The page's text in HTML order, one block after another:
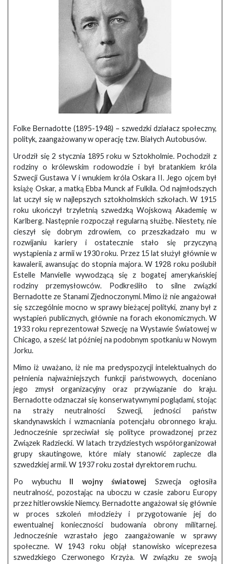
Folke Bernadotte (1895-1948) – szwedzki działacz społeczny,
polityk, zaangażowany w operację tzw. Białych Autobusów.
Urodził się 2 stycznia 1895 roku w Sztokholmie. Pochodził z
rodziny o królewskim rodowodzie i był bratankiem króla
Szwecji Gustawa V i wnukiem króla Oskara II. Jego ojcem był
książę Oskar, a matką Ebba Munck af Fulkila. Od najmłodszych
lat uczył się w najlepszych sztokholmskich szkołach. W 1915
roku ukończył trzyletnią szwedzką Wojskową Akademię w
Karlberg. Następnie rozpoczął regularną służbę. Niestety, nie
cieszył się dobrym zdrowiem, co przeszkadzało mu w
rozwijaniu kariery i ostatecznie stało się przyczyną
wystąpienia z armii w 1930 roku. Przez 15 lat służył głównie w
kawalerii, awansując do stopnia majora. W 1928 roku poślubił
Estelle Manvielle wywodzącą się z bogatej amerykańskiej
rodziny przemysłowców. Podkreśliło to silne związki
Bernadotte ze Stanami Zjednoczonymi. Mimo iż nie angażował
się szczególnie mocno w sprawy bieżącej polityki, znany był z
wystąpień publicznych, głównie na forach ekonomicznych. W
1933 roku reprezentował Szwecję na Wystawie Światowej w
Chicago, a sześć lat później na podobnym spotkaniu w Nowym
Jorku.
Mimo iż uważano, iż nie ma predyspozycji intelektualnych do
pełnienia najważniejszych funkcji państwowych, doceniano
jego zmysł organizacyjny oraz przywiązanie do kraju.
Bernadotte odznaczał się konserwatywnymi poglądami, stojąc
na straży neutralności Szwecji, jedności państw
skandynawskich i wzmacniania potencjału obronnego kraju.
Jednocześnie sprzeciwiał się polityce prowadzonej przez
Związek Radziecki. W latach trzydziestych współorganizował
grupy skautingowe, które miały stanowić zaplecze dla
szwedzkiej armii. W 1937 roku został dyrektorem ruchu.
Po wybuchu II wojny światowej Szwecja ogłosiła
neutralność, pozostając na uboczu w czasie zaboru Europy
przez hitlerowskie Niemcy. Bernadotte angażował się głównie
w proces szkoleń młodzieży i przygotowanie jej do
ewentualnej konieczności budowania obrony militarnej.
Jednocześnie wzrastało jego zaangażowanie w sprawy
społeczne. W 1943 roku objął stanowisko wiceprezesa
szwedzkiego Czerwonego Krzyża. W związku ze swoją